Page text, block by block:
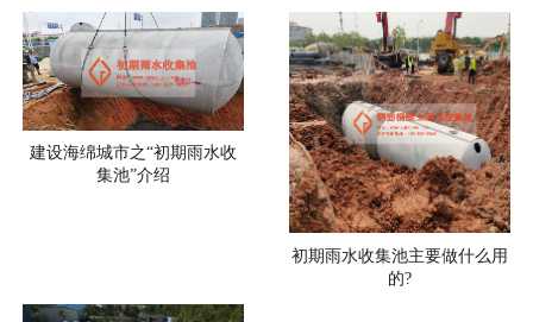
建设海绵城市之“初期雨水收
集池”介绍
初期雨水收集池主要做什么用
的?